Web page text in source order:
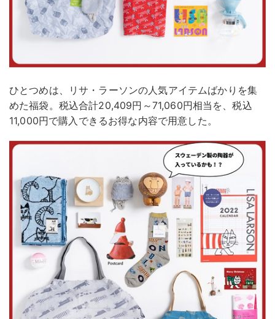
ひとつめは、リサ・ラーソンの人気アイテムばかりを集
めた福袋。税込合計20,409円～71,060円相当を、税込
11,000円で購入できるお得な内容で用意した。